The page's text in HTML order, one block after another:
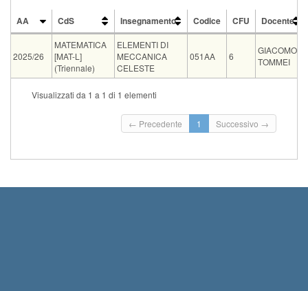
AA CdS Insegnamento Codice CFU
Docente
CdS Insegnamento
2025/26
MATEMATICA
[MAT-L]
(Triennale)
ELEMENTI DI
MECCANICA
CELESTE
051AA 6
GIACOMO
TOMMEI
Condivisione
MATEMATICA [WMA-LM]
Sede Note Iscritti Vecchio ord. Iscrizioni
Inizio iscrizioni: 01-
Visualizzati da 1 a 1 di 1 elementi
← Precedente 1 Successivo →